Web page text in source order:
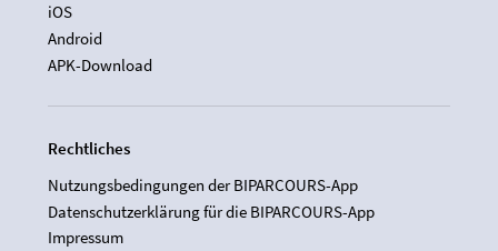
iOS
Android
APK-Download
Rechtliches
Nutzungsbedingungen der BIPARCOURS-App
Datenschutzerklärung für die BIPARCOURS-App
Impressum